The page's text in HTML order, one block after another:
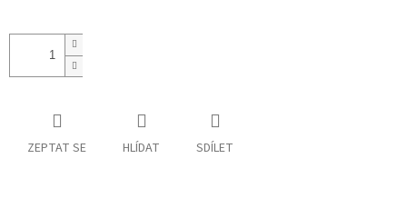
ZEPTAT SE HLÍDAT SDÍLET